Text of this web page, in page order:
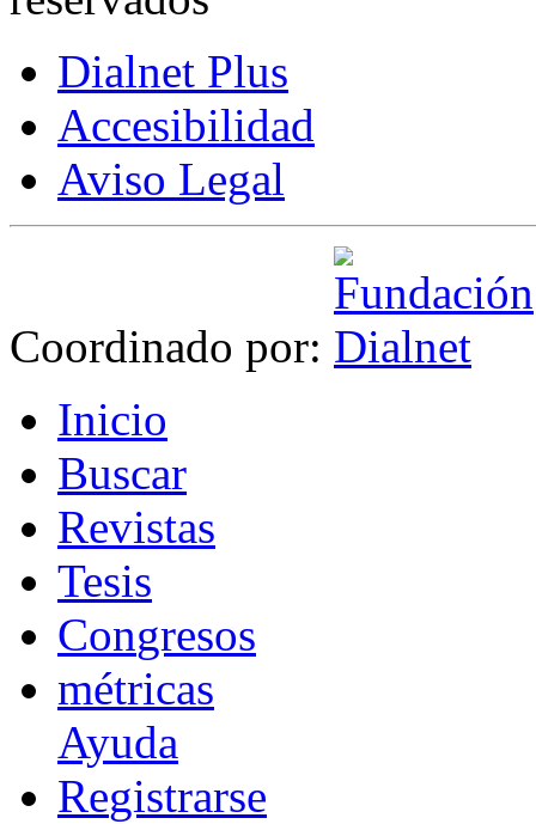
Dialnet Plus
Accesibilidad
Aviso Legal
Coordinado por:
Inicio
Buscar
Revistas
Tesis
Congresos
métricas
Ayuda
Registrarse